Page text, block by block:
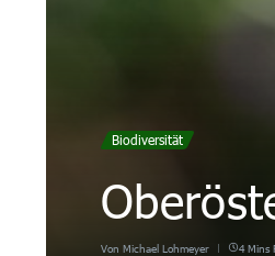
Biodiversität
Von Michael Lohmeyer 4 Mins